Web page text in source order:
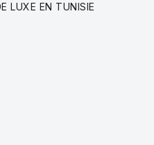
LUXE EN TUNISIE